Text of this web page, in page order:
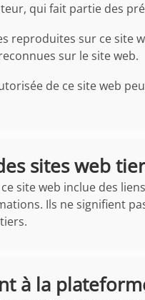
qui fait partie des
reproduites sur ce site
sur le site web.
de ce site web
sites web
site web inclue des
Ils ne signifient
à la